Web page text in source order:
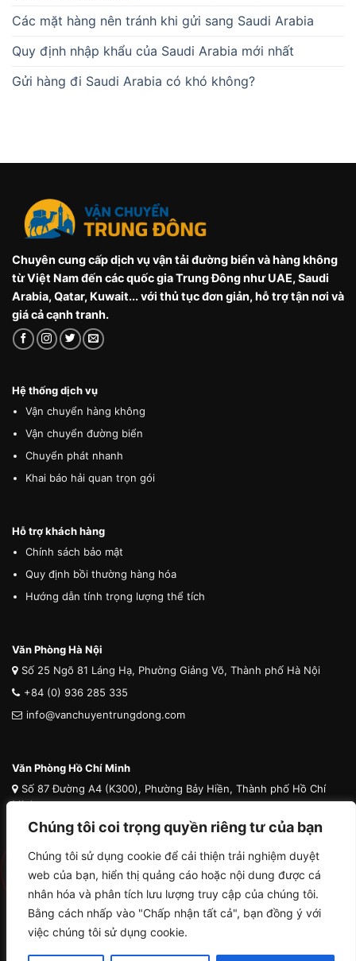
Chúng tôi coi trọng quyền riêng tư của bạn
Chúng tôi sử dụng cookie để cải thiện trải nghiệm duyệt
web của bạn, hiển thị quảng cáo hoặc nội dung được cá
nhân hóa và phân tích lưu lượng truy cập của chúng tôi.
Bằng cách nhấp vào "Chấp nhận tất cả", bạn đồng ý với
việc chúng tôi sử dụng cookie.
Các mặt hàng nên tránh khi gửi sang Saudi Arabia
Quy định nhập khẩu của Saudi Arabia mới nhất
Gửi hàng đi Saudi Arabia có khó không?
Chuyên cung cấp dịch vụ vận tải đường biển và hàng không
từ Việt Nam đến các quốc gia Trung Đông như UAE, Saudi
Arabia, Qatar, Kuwait... với thủ tục đơn giản, hỗ trợ tận nơi và
giá cả cạnh tranh.
Hệ thống dịch vụ
Vận chuyển hàng không
Vận chuyển đường biển
Chuyển phát nhanh
Khai báo hải quan trọn gói
Hỗ trợ khách hàng
Chính sách bảo mật
Quy định bồi thường hàng hóa
Hướng dẫn tính trọng lượng thể tích
Văn Phòng Hà Nội
Số 25 Ngõ 81 Láng Hạ, Phường Giảng Võ, Thành phố Hà Nội
+84 (0) 936 285 335
info@vanchuyentrungdong.com
Văn Phòng Hồ Chí Minh
Số 87 Đường A4 (K300), Phường Bảy Hiền, Thành phố Hồ Chí
Minh
+84 (0) 936 285 335
info@vanchuyentrungdong.com